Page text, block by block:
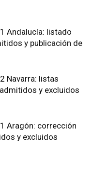
Andalucía: listado
y publicación de
Navarra: listas
y excluidos
Aragón: corrección
y excluidos